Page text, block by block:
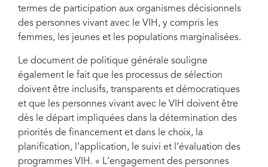
termes de participation aux organismes décisionnels
des personnes vivant avec le VIH, y compris les
femmes, les jeunes et les populations marginalisées.
Le document de politique générale souligne
également le fait que les processus de sélection
doivent être inclusifs, transparents et démocratiques
et que les personnes vivant avec le VIH doivent être
dès le départ impliquées dans la détermination des
priorités de financement et dans le choix, la
planification, l’application, le suivi et l’évaluation des
programmes VIH. « L’engagement des personnes